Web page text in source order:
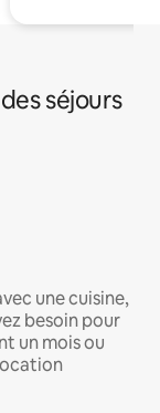
séjours
une cuisine,
besoin pour
un mois ou